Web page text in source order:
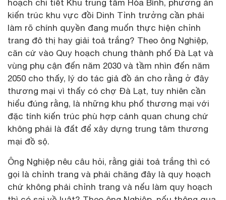
hoạch chi tiết Khu trung tâm Hòa Bình, phương án
kiến trúc khu vực đồi Dinh Tỉnh trưởng cần phải
làm rõ chính quyền đang muốn thực hiện chỉnh
trang đô thị hay giải toả trắng? Theo ông Nghiệp,
căn cứ vào Quy hoạch chung thành phố Đà Lạt và
vùng phụ cận đến năm 2030 và tầm nhìn đến năm
2050 cho thấy, lý do tác giả đồ án cho rằng ở đây
thương mại vì thấy có chợ Đà Lạt, tuy nhiên cần
hiểu đúng rằng, là những khu phố thương mại với
đặc tính kiến trúc phù hợp cảnh quan chung chứ
không phải là đất để xây dựng trung tâm thương
mại đồ sộ.
Ông Nghiệp nêu câu hỏi, rằng giải toả trắng thì có
gọi là chỉnh trang và phải chăng đây là quy hoạch
chứ không phải chỉnh trang và nếu làm quy hoạch